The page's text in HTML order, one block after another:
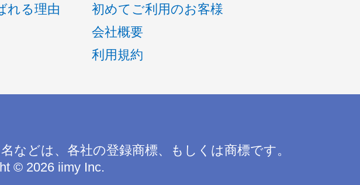
れる理由
初めてご利用のお客様
会社概要
利用規約
などは、各社の登録商標、もしくは商標です。
© 2026 iimy Inc.